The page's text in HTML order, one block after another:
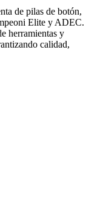
de pilas de botón,
Elite y ADEC.
herramientas y
calidad,